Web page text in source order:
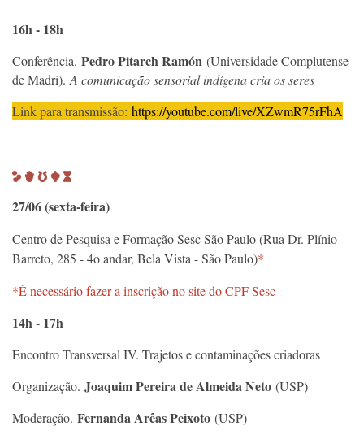
16h - 18h
Conferência. Pedro Pitarch Ramón (Universidade Complutense
de Madri). A comunicação sensorial indígena cria os seres
Link para transmissão: https://youtube.com/live/XZwmR75rFhA
27/06 (sexta-feira)
Centro de Pesquisa e Formação Sesc São Paulo (Rua Dr. Plínio
Barreto, 285 - 4o andar, Bela Vista - São Paulo)*
*É necessário fazer a inscrição no site doCPF Sesc
14h - 17h
Encontro Transversal IV. Trajetos e contaminações criadoras
Organização. Joaquim Pereira de Almeida Neto (USP)
Moderação. Fernanda Arêas Peixoto (USP)